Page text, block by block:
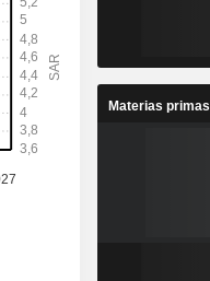
Materias primas